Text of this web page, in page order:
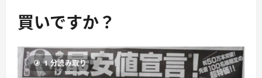
ー
買いですか？
1 分読み取り